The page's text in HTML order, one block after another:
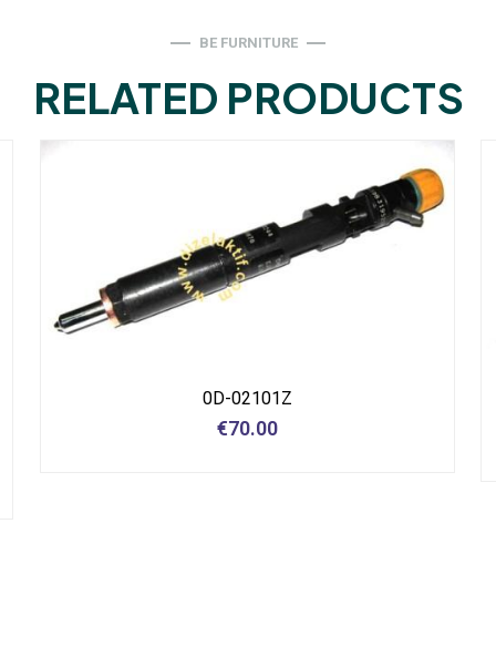
BE FURNITURE
RELATED PRODUCTS
0D-02101Z
€70.00